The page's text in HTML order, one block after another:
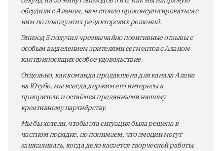
обсудили с Аланом, нам стоило проконсультироваться с
ним по поводу этих редакторских решений.
Эпизод 5 получил чрезвычайно позитивные отзывы с
особым выделением зрителями сегментов с Аланом
как приносящих особое удовольствие.
Отдельно, как команда продакшена для канала Алана
на Ютубе, мы всегда держим его интересы в
приоритете и остаёмся преданными нашему
креативному партнёрству.
Мы бы хотели, чтобы эта ситуация была решена в
частном порядке, но понимаем, что эмоции могут
зашкаливать, когда дело касается творческой работы.